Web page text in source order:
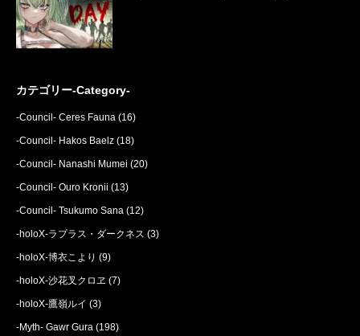
カテゴリー-Category-
-Council- Ceres Fauna (16)
-Council- Hakos Baelz (18)
-Council- Nanashi Mumei (20)
-Council- Ouro Kronii (13)
-Council- Tsukumo Sana (12)
-holoX-ラプラス・ダークネス (3)
-holoX-博衣こより (9)
-holoX-沙花叉クロヱ (7)
-holoX-鷹嶺ルイ (3)
-Myth- Gawr Gura (198)